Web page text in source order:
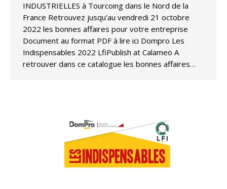
INDUSTRIELLES à Tourcoing dans le Nord de la
France Retrouvez jusqu’au vendredi 21 octobre
2022 les bonnes affaires pour votre entreprise
Document au format PDF à lire ici Dompro Les
Indispensables 2022 LfiPublish at Calameo A
retrouver dans ce catalogue les bonnes affaires…